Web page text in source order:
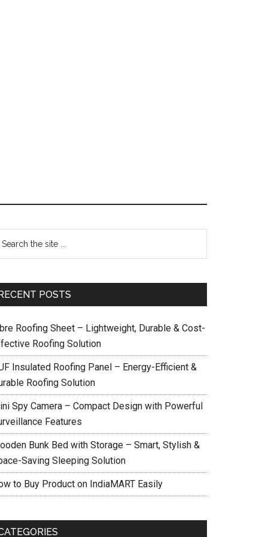
POSTS
Roofing Sheet – Lightweight, Durable & Cost-
Roofing Solution
Insulated Roofing Panel – Energy-Efficient &
Roofing Solution
Spy Camera – Compact Design with Powerful
Features
Bunk Bed with Storage – Smart, Stylish &
Saving Sleeping Solution
to Buy Product on IndiaMART Easily